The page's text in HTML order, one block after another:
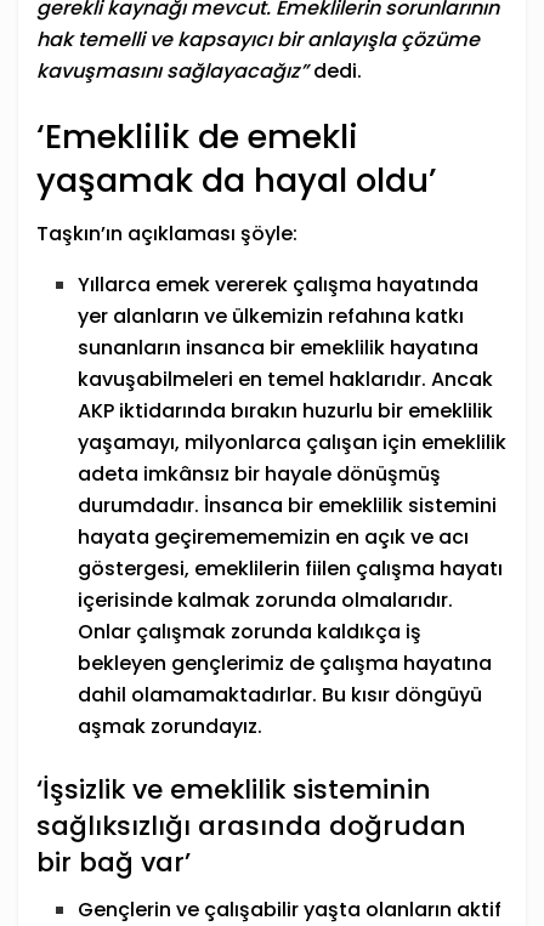
gerekli kaynağı mevcut. Emeklilerin sorunlarının
hak temelli ve kapsayıcı bir anlayışla çözüme
kavuşmasını sağlayacağız”dedi.
‘Emeklilik de emekli
yaşamak da hayal oldu’
Taşkın’ın açıklaması şöyle:
Yıllarca emek vererek çalışma hayatında
yer alanların ve ülkemizin refahına katkı
sunanların insanca bir emeklilik hayatına
kavuşabilmeleri en temel haklarıdır. Ancak
AKP iktidarında bırakın huzurlu bir emeklilik
yaşamayı, milyonlarca çalışan için emeklilik
adeta imkânsız bir hayale dönüşmüş
durumdadır. İnsanca bir emeklilik sistemini
hayata geçiremememizin en açık ve acı
göstergesi, emeklilerin fiilen çalışma hayatı
içerisinde kalmak zorunda olmalarıdır.
Onlar çalışmak zorunda kaldıkça iş
bekleyen gençlerimiz de çalışma hayatına
dahil olamamaktadırlar. Bu kısır döngüyü
aşmak zorundayız.
‘İşsizlik ve emeklilik sisteminin
sağlıksızlığı arasında doğrudan
bir bağ var’
Gençlerin ve çalışabilir yaşta olanların aktif